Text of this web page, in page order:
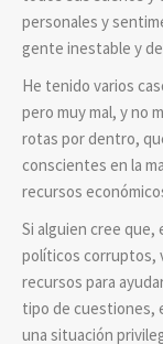
personales y
gente inestable y
He tenido varios
pero muy mal, y no
rotas por dentro,
conscientes en la
recursos
Si alguien cree que,
políticos corruptos,
recursos para
tipo de cuestiones,
una situación